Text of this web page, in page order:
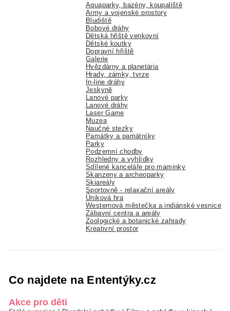
Aquaparky, bazény, koupaliště
Army a vojenské prostory
Bludiště
Bobové dráhy
Dětská hřiště venkovní
Dětské koutky
Dopravní hřiště
Galerie
Hvězdárny a planetária
Hrady, zámky, tvrze
In-line dráhy
Jeskyně
Lanové parky
Lanové dráhy
Laser Game
Muzea
Naučné stezky
Památky a památníky
Parky
Podzemní chodby
Rozhledny a vyhlídky
Sdílené kanceláře pro maminky
Skanzeny a archeoparky
Skiareály
Sportovně - relaxační areály
Úniková hra
Westernová městečka a indiánské vesnice
Zábavní centra a areály
Zoologické a botanické zahrady
Kreativní prostor
Co najdete na Ententýky.cz
Akce pro děti